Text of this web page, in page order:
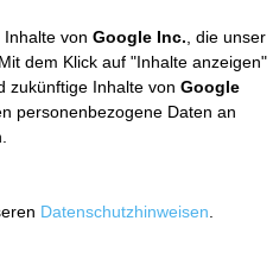
von Google Inc. , die unser
dem Klick auf "Inhalte anzeigen"
zukünftige Inhalte von Google
personenbezogene Daten an
Datenschutzhinweisen